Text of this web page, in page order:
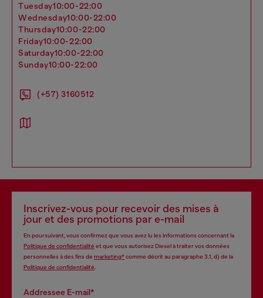
tuesday10:00-22:00
wednesday10:00-22:00
thursday10:00-22:00
friday10:00-22:00
saturday10:00-22:00
sunday10:00-22:00
(+57) 3160512
Inscrivez-vous pour recevoir des mises à
jour et des promotions par e-mail
En poursuivant, vous confirmez que vous avez lu les informations concernant la
Politique de confidentialité et que vous autorisez Diesel à traiter vos données
personnelles à des fins de marketing*comme décrit au paragraphe 3.1, d) de la
Politique de confidentialité
Addressee E-mail*